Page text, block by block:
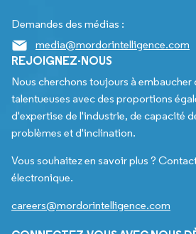
Demandes des médias :
media@mordorintelligence.com
REJOIGNEZ-NOUS
Nous cherchons toujours à embaucher
talentueuses avec des proportions
d'expertise de l'industrie, de capacité
problèmes et d'inclination.
Vous souhaitez en savoir plus ?
électronique.
careers@mordorintelligence.com